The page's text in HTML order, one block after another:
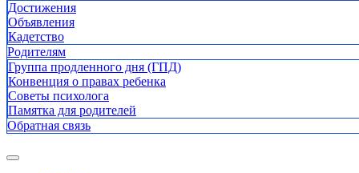
Достижения
Объявления
Кадетство
Родителям
Группа продленного дня (ГПД)
Конвенция о правах ребенка
Советы психолога
Памятка для родителей
Обратная связь